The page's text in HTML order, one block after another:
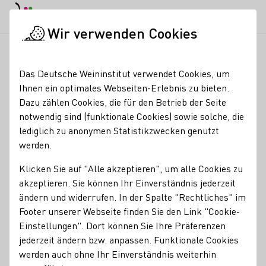
Weingut und Winzerhof
Emmerich
Services
Straußwirtschaft
Unterkunftsarten
Gästezimmer
Kontakt
Wir verwenden Cookies
Das Deutsche Weininstitut verwendet Cookies, um
Ihnen ein optimales Webseiten-Erlebnis zu bieten.
Dazu zählen Cookies, die für den Betrieb der Seite
notwendig sind (funktionale Cookies) sowie solche, die
lediglich zu anonymen Statistikzwecken genutzt
werden.
Klicken Sie auf "Alle akzeptieren", um alle Cookies zu
akzeptieren. Sie können Ihr Einverständnis jederzeit
ändern und widerrufen. In der Spalte "Rechtliches" im
Footer unserer Webseite finden Sie den Link "Cookie-
Einstellungen". Dort können Sie Ihre Präferenzen
jederzeit ändern bzw. anpassen. Funktionale Cookies
werden auch ohne Ihr Einverständnis weiterhin